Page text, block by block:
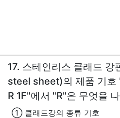
17. 스테인리스 클래드
steel sheet)의 제품 기
R 1F"에서 "R"은 무엇을
① 클래드강의 종류 기호